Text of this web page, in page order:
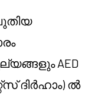
AED
ദിർഹാം) ൽ